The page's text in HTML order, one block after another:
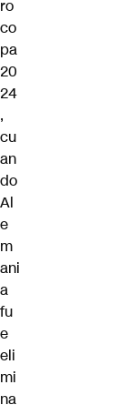
ro
co
pa
20
24
,
cu
an
do
Al
e
m
ani
a
fu
e
eli
mi
na